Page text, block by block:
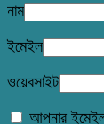
নাম
ইমেইল
ওয়েবসাইট
আপনার